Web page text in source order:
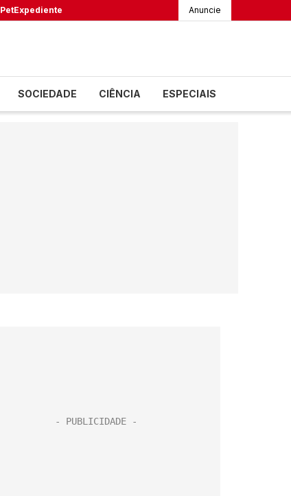
PetExpediente Anuncie
SOCIEDADE CIÊNCIA ESPECIAIS